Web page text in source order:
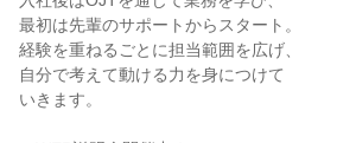
最初は先輩のサポートからスタート。
経験を重ねるごとに担当範囲を広げ、
自分で考えて動ける力を身につけて
いきます。